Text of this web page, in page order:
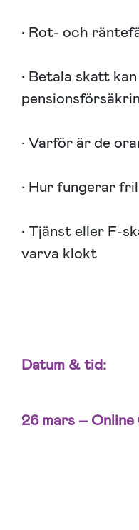
• Rot- och
• Betala skatt
• Varför är de
• Hur fungerar
• Tjänst eller F-
varva klokt
Datum & tid:
26 mars –